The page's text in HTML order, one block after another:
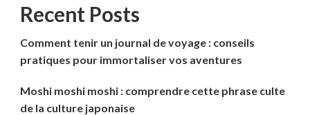
Recent Posts
Comment tenir un journal de voyage : conseils
pratiques pour immortaliser vos aventures
Moshi moshi moshi : comprendre cette phrase culte
de la culture japonaise